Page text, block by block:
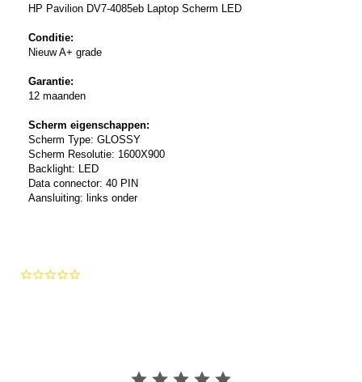
HP Pavilion DV7-4085eb Laptop Scherm LED
Conditie:
Nieuw A+ grade
Garantie:
12 maanden
Scherm eigenschappen:
Scherm Type: GLOSSY
Scherm Resolutie: 1600X900
Backlight: LED
Data connector: 40 PIN
Aansluiting: links onder